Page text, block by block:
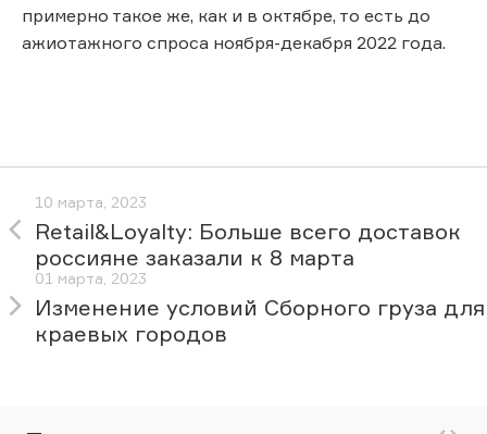
примерно такое же, как и в октябре, то есть до
ажиотажного спроса ноября-декабря 2022 года.
10 марта, 2023
Retail&Loyalty: Больше всего доставок
россияне заказали к 8 марта
01 марта, 2023
Изменение условий Сборного груза для
краевых городов